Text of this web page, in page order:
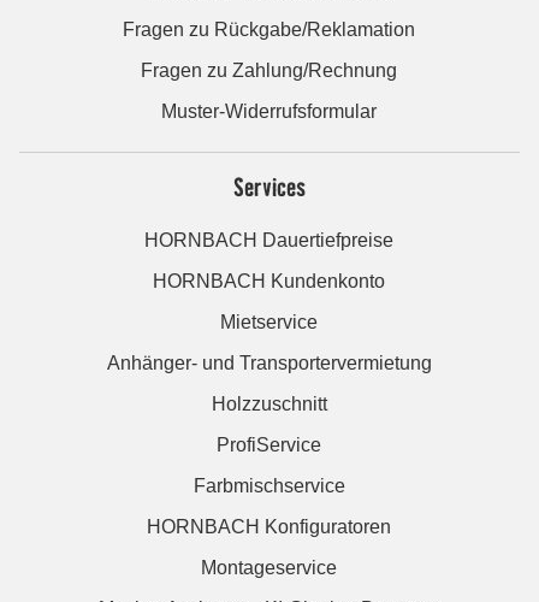
Fragen zu Rückgabe/Reklamation
Fragen zu Zahlung/Rechnung
Muster-Widerrufsformular
Services
HORNBACH Dauertiefpreise
HORNBACH Kundenkonto
Mietservice
Anhänger- und Transportervermietung
Holzzuschnitt
ProfiService
Farbmischservice
HORNBACH Konfiguratoren
Montageservice